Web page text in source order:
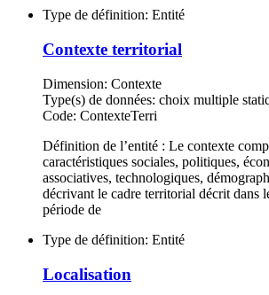
Type de définition: Entité
Contexte territorial
Dimension: Contexte
Type(s) de données: choix multiple
Code: ContexteTerri
Définition de l’entité : Le contexte
caractéristiques sociales, politiques,
associatives, technologiques,
décrivant le cadre territorial décrit dans
période de
Type de définition: Entité
Localisation